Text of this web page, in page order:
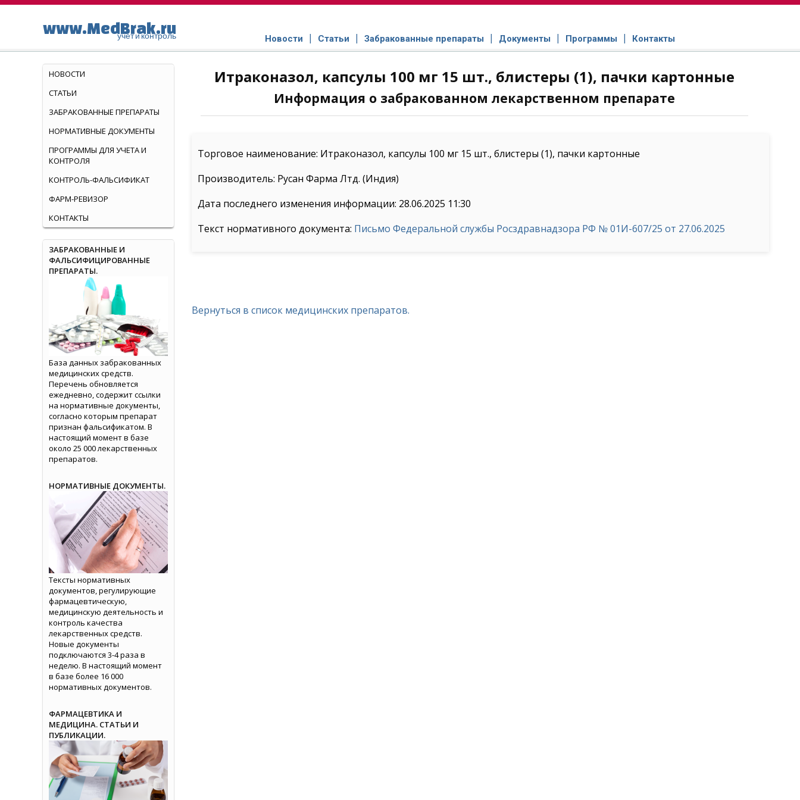
www.MedBrak.ru
учет и контроль Новости Статьи Забракованные препараты Документы Программы Контакты
Итраконазол, капсулы 100 мг 15 шт., блистеры (1), пачки картонные
Информация о забракованном лекарственном препарате
Торговое наименование: Итраконазол, капсулы 100 мг 15 шт., блистеры (1), пачки картонные
Производитель: Русан Фарма Лтд. (Индия)
Дата последнего изменения информации: 28.06.2025 11:30
Текст нормативного документа: Письмо Федеральной службы Росздравнадзора РФ № 01И-607/25 от 27.06.2025
Вернуться в список медицинских препаратов.
НОВОСТИ
СТАТЬИ
ЗАБРАКОВАННЫЕ ПРЕПАРАТЫ
НОРМАТИВНЫЕ ДОКУМЕНТЫ
ПРОГРАММЫ ДЛЯ УЧЕТА И
КОНТРОЛЯ
КОНТРОЛЬ-ФАЛЬСИФИКАТ
ФАРМ-РЕВИЗОР
КОНТАКТЫ
ЗАБРАКОВАННЫЕ И
ФАЛЬСИФИЦИРОВАННЫЕ
ПРЕПАРАТЫ.
База данных забракованных
медицинских средств.
Перечень обновляется
ежедневно, содержит ссылки
на нормативные документы,
согласно которым препарат
признан фальсификатом. В
настоящий момент в базе
около 25 000 лекарственных
препаратов.
НОРМАТИВНЫЕ ДОКУМЕНТЫ.
Тексты нормативных
документов, регулирующие
фармацевтическую,
медицинскую деятельность и
контроль качества
лекарственных средств.
Новые документы
подключаются 3-4 раза в
неделю. В настоящий момент
в базе более 16 000
нормативных документов.
ФАРМАЦЕВТИКА И
МЕДИЦИНА. СТАТЬИ И
ПУБЛИКАЦИИ.